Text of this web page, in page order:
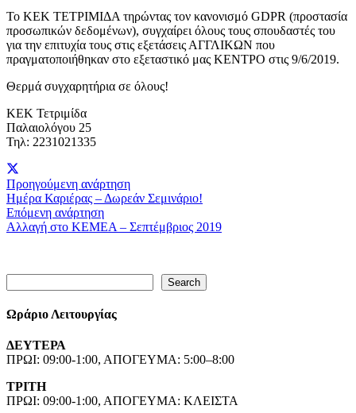
Το ΚΕΚ ΤΕΤΡΙΜΙΔΑ τηρώντας τον κανονισμό GDPR (προστασία
προσωπικών δεδομένων), συγχαίρει όλους τους σπουδαστές του
για την επιτυχία τους στις εξετάσεις ΑΓΓΛΙΚΩΝ που
πραγματοποιήθηκαν στο εξεταστικό μας ΚΕΝΤΡΟ στις 9/6/2019.
Θερμά συγχαρητήρια σε όλους!
ΚΕΚ Τετριμίδα
Παλαιολόγου 25
Τηλ: 2231021335
Προηγούμενη ανάρτηση
Ημέρα Καριέρας – Δωρεάν Σεμινάριο!
Επόμενη ανάρτηση
Αλλαγή στο ΚΕΜΕΑ – Σεπτέμβριος 2019
Search
Ωράριο Λειτουργίας
ΔΕΥΤΕΡΑ
ΠΡΩΙ: 09:00-1:00, ΑΠΟΓΕΥΜΑ: 5:00–8:00
ΤΡΙΤΗ
ΠΡΩΙ: 09:00-1:00, ΑΠΟΓΕΥΜΑ: ΚΛΕΙΣΤΑ